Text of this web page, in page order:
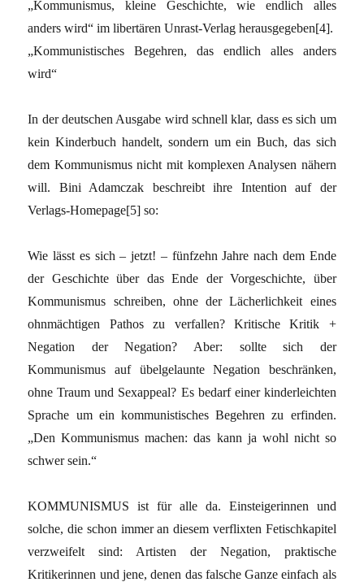
„Kommunismus, kleine Geschichte, wie endlich alles
anders wird“ im libertären Unrast-Verlag herausgegeben[4].
„Kommunistisches Begehren, das endlich alles anders
wird“
In der deutschen Ausgabe wird schnell klar, dass es sich um
kein Kinderbuch handelt, sondern um ein Buch, das sich
dem Kommunismus nicht mit komplexen Analysen nähern
will. Bini Adamczak beschreibt ihre Intention auf der
Verlags-Homepage[5] so:
Wie lässt es sich – jetzt! – fünfzehn Jahre nach dem Ende
der Geschichte über das Ende der Vorgeschichte, über
Kommunismus schreiben, ohne der Lächerlichkeit eines
ohnmächtigen Pathos zu verfallen? Kritische Kritik +
Negation der Negation? Aber: sollte sich der
Kommunismus auf übelgelaunte Negation beschränken,
ohne Traum und Sexappeal? Es bedarf einer kinderleichten
Sprache um ein kommunistisches Begehren zu erfinden.
„Den Kommunismus machen: das kann ja wohl nicht so
schwer sein.“
KOMMUNISMUS ist für alle da. Einsteigerinnen und
solche, die schon immer an diesem verflixten Fetischkapitel
verzweifelt sind: Artisten der Negation, praktische
Kritikerinnen und jene, denen das falsche Ganze einfach als